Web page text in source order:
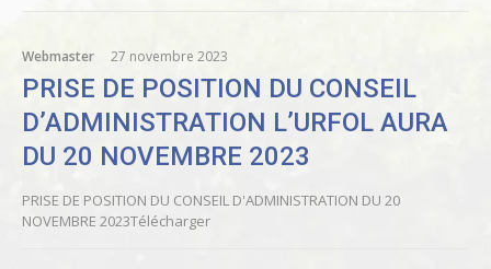
Webmaster 27 novembre 2023
PRISE DE POSITION DU CONSEIL
D’ADMINISTRATION L’URFOL AURA
DU 20 NOVEMBRE 2023
PRISE DE POSITION DU CONSEIL D'ADMINISTRATION DU 20
NOVEMBRE 2023Télécharger